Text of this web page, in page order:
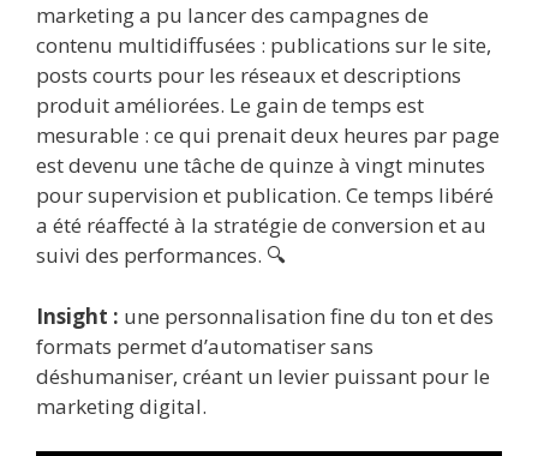
marketing a pu lancer des campagnes de
contenu multidiffusées : publications sur le site,
posts courts pour les réseaux et descriptions
produit améliorées. Le gain de temps est
mesurable : ce qui prenait deux heures par page
est devenu une tâche de quinze à vingt minutes
pour supervision et publication. Ce temps libéré
a été réaffecté à la stratégie de conversion et au
suivi des performances. 🔍
Insight : une personnalisation fine du ton et des
formats permet d’automatiser sans
déshumaniser, créant un levier puissant pour le
marketing digital.